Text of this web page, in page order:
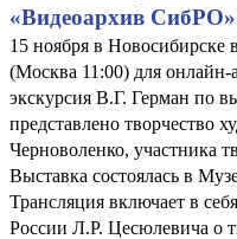
«Видеоархив СибРО»
15 ноября в
(Москва 11:00) для онлайн-
экскурсия В.Г. Герман по
представлено творчество
Черноволенко, участника
Выставка состоялась в
Трансляция включает в
России Л.Р. Цесюлевича о